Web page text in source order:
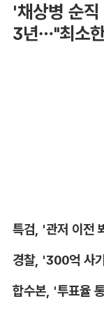
'채상병 순
3년…"최소
경찰, '300억 사